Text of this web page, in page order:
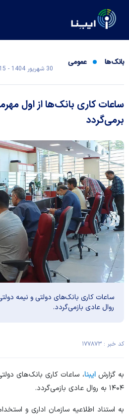
بانک‌ها عمومی
30 شهريور 1404 - 14:15
ساعات کاری بانک‌ها از اول
برمی‌گردد
روال عادی بازمی‌گردد.
کد خبر : ۱۷۷۸۷۳
به گزارشایبنا، ساعات کاری بانک‌های
۱۴۰۴ به روال عادی بازمی‌گردد.
به استناد اطلاعیه سازمان اداری و